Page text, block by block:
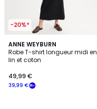
-20%*
ANNE WEYBURN
Robe T-shirt longueur midi en
lin et coton
39,99 €
49,99 €
4,6
/ 5